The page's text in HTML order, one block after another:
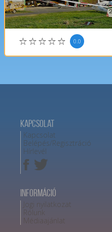
0.0
Kapcsolat
Kapcsolat
Belépés/Regisztráció
Hírlevél
Információ
Jogi nyilatkozat
Rólunk
Médiaajánlat